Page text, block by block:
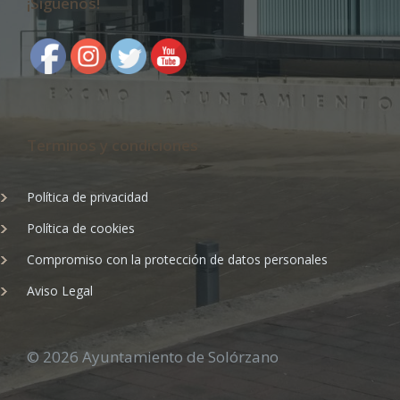
Política de privacidad
Política de cookies
Compromiso con la protección de datos personales
Aviso Legal
© 2026 Ayuntamiento de Solórzano